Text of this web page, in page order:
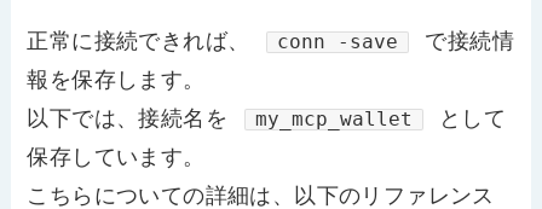
正常に接続できれば、 conn -save
で接続情
報を保存します。
以下では、接続名を
my_mcp_wallet
として
保存しています。
こちらについての詳細は、以下のリファレンス